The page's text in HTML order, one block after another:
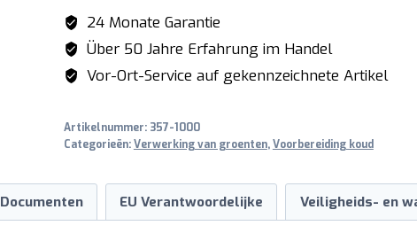
RENA
121
aantal
24 Monate Garantie
Über 50 Jahre Erfahrung im Handel
Vor-Ort-Service auf gekennzeichnete Artikel
Artikelnummer: 357-1000
Categorieën:Verwerking van groenten,Voorbereiding koud
Documenten EU Verantwoordelijke Veiligheids- en